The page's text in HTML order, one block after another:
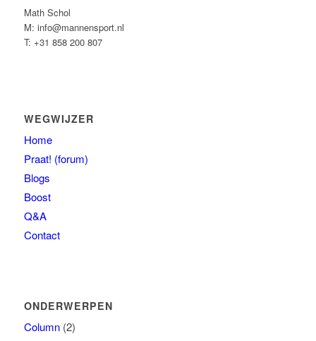
Math Schol
M: info@mannensport.nl
T: +31 858 200 807
WEGWIJZER
Home
Praat! (forum)
Blogs
Boost
Q&A
Contact
ONDERWERPEN
Column(2)